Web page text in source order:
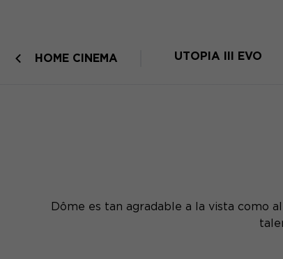
HOME CINEMA UTOPIA III EVO
Dôme es tan agradable a la vista como